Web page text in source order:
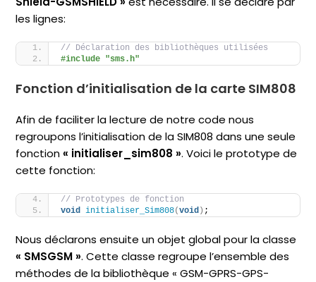
les lignes:
// Déclaration des bibliothèques utilisées
#include "sms.h"
Fonction d’initialisation de la carte SIM808
Afin de faciliter la lecture de notre code nous
regroupons l’initialisation de la SIM808 dans une seule
fonction« initialiser_sim808 ». Voici le prototype de
cette fonction:
// Prototypes de fonction
void initialiser_Sim808(void ) ;
Nous déclarons ensuite un objet global pour la classe
« SMSGSM ». Cette classe regroupe l’ensemble des
méthodes de la bibliothèque « GSM-GPRS-GPS-